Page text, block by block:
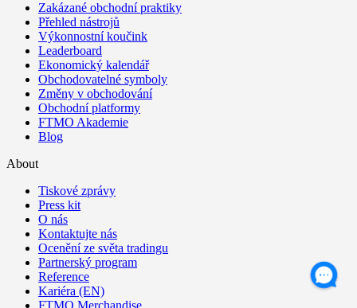
Zakázané obchodní praktiky
Přehled nástrojů
Výkonnostní koučink
Leaderboard
Ekonomický kalendář
Obchodovatelné symboly
Změny v obchodování
Obchodní platformy
FTMO Akademie
Blog
About
Tiskové zprávy
Press kit
O nás
Kontaktujte nás
Ocenění ze světa tradingu
Partnerský program
Reference
Kariéra (EN)